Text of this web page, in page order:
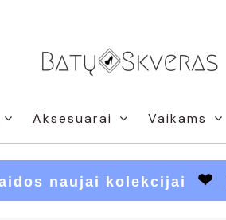
Aksesuarai Vaikams
naujai kolekcijai ❤